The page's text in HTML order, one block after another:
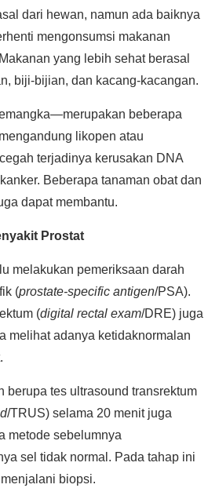
dari hewan, namun ada baiknya
mengonsumsi makanan
yang lebih sehat berasal
biji-bijian, dan kacang-kacangan.
beberapa
likopen atau
terjadinya kerusakan DNA
Beberapa tanaman obat dan
dapat membantu.
Prostat
melakukan pemeriksaan darah
(prostate-specific antigen/PSA).
(digital rectal exam/DRE) juga
melihat adanya ketidaknormalan
berupa tes ultrasound transrektum
/TRUS) selama 20 menit juga
metode sebelumnya
sel tidak normal. Pada tahap ini
biopsi.